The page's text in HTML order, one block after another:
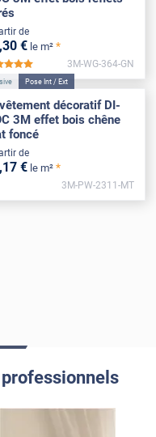
de
,30 € le m² *
3M-WG-364-GN
Pose Int / Ext
décoratif DI-
3M effet bois chêne
foncé
de
,17 € le m² *
3M-PW-2311-MT